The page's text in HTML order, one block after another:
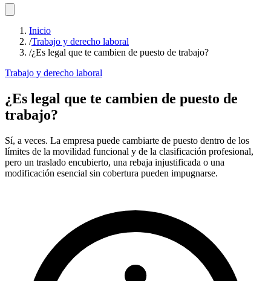
Inicio
/Trabajo y derecho laboral
/¿Es legal que te cambien de puesto de trabajo?
Trabajo y derecho laboral
¿Es legal que te cambien de puesto de
trabajo?
Sí, a veces. La empresa puede cambiarte de puesto dentro de los
límites de la movilidad funcional y de la clasificación profesional,
pero un traslado encubierto, una rebaja injustificada o una
modificación esencial sin cobertura pueden impugnarse.